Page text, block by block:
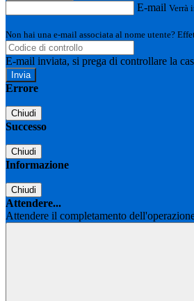
E-mail Verrà
Non hai una e-mail associata al nome utente?
E-mail inviata, si prega di controllare la
Errore
Chiudi
Successo
Chiudi
Informazione
Chiudi
Attendere...
Attendere il completamento